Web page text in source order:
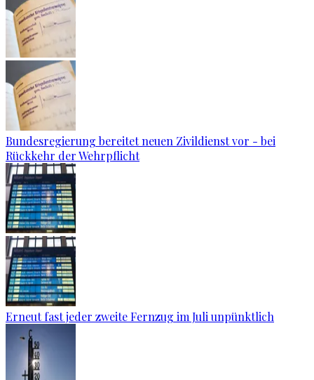
Bundesregierung bereitet neuen Zivildienst vor - bei
Rückkehr der Wehrpflicht
Erneut fast jeder zweite Fernzug im Juli unpünktlich